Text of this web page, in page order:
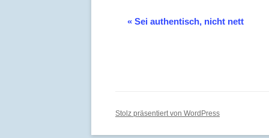
Veranstaltung
« Sei authentisch, nicht nett
Stolz präsentiert von WordPress